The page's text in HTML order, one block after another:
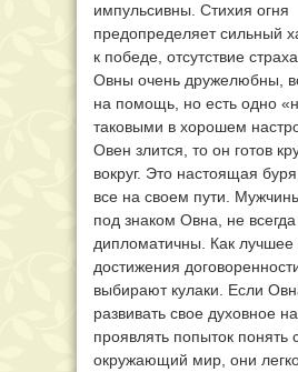
импульсивны. Стихия огня
предопределяет сильный
к победе, отсутствие страха
Овны очень дружелюбны,
на помощь, но есть одно
таковыми в хорошем
Овен злится, то он готов
вокруг. Это настоящая
все на своем пути.
под знаком Овна, не всегда
дипломатичны. Как лучшее
достижения
выбирают кулаки. Если
развивать свое духовное
проявлять попыток понять
окружающий мир, они легко